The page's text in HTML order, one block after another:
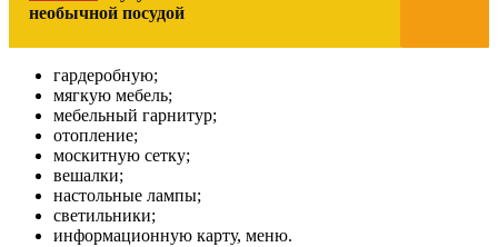
необычной посудой
гардеробную;
мягкую мебель;
мебельный гарнитур;
отопление;
москитную сетку;
вешалки;
настольные лампы;
светильники;
информационную карту, меню.